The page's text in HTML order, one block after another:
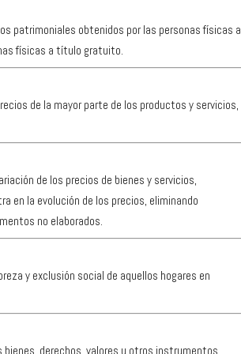
patrimoniales obtenidos por las personas físicas a
físicas a título gratuito.
de la mayor parte de los productos y servicios,
de los precios de bienes y servicios,
en la evolución de los precios, eliminando
no elaborados.
y exclusión social de aquellos hogares en
derechos, valores u otros instrumentos